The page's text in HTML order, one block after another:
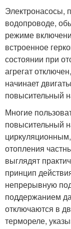
водопроводе,
режиме
встроенное
состоянии при
агрегат
начинает
повысительный
Многие
повысительный
отопления
выглядят
принцип
непрерывную
поддержанием
отключаются в
термореле,